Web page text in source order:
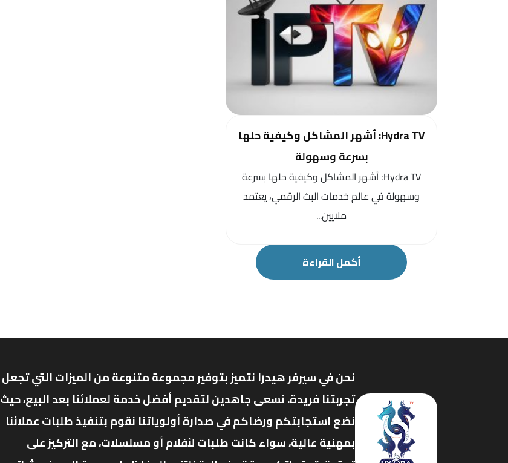
Hydra TV: أشهر المشاكل وكيفية حلها
بسرعة وسهولة
Hydra TV: أشهر المشاكل وكيفية حلها بسرعة
وسهولة في عالم خدمات البث الرقمي، يعتمد
ملايين...
أكمل القراءة
نحن في سيرفر هيدرا نتميز بتوفير مجموعة متنوعة من الميزات التي تجعل
تجربتنا فريدة. نسعى جاهدين لتقديم أفضل خدمة لعملائنا بعد البيع، حيث
نضع استجابتكم ورضاكم في صدارة أولوياتنا نقوم بتنفيذ طلبات عملائنا
بمهنية عالية، سواء كانت طلبات لأفلام أو مسلسلات، مع التركيز على